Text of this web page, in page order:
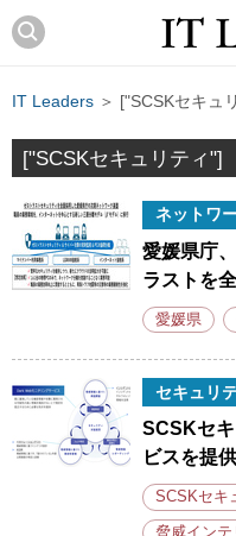
IT Leaders ＞ ["SCSKセキュ
["SCSKセキュリティ"]
ネットワ
愛媛県庁
ラストを
愛媛県
セキュリ
SCSKセ
ビスを提
SCSKセキ